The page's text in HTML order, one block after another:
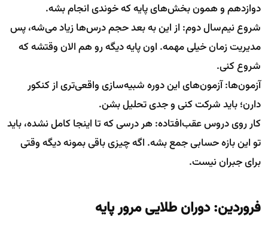
دوازدهم و همون بخش‌های پایه که خوندی انجام بشه.
شروع نیم‌سال دوم: از این به بعد حجم درس‌ها زیاد می‌شه، پس
مدیریت زمان خیلی مهمه. اون پایه دیگه رو هم الان وقتشه که
شروع کنی.
آزمون‌ها: آزمون‌های این دوره شبیه‌سازی واقعی‌تری از کنکور
دارن؛ باید شرکت کنی و جدی تحلیل بشن.
کار روی دروس عقب‌افتاده: هر درسی که تا اینجا کامل نشده، باید
تو این بازه حسابی جمع بشه. اگه چیزی باقی بمونه دیگه وقتی
برای جبران نیست.
فروردین: دوران طلایی مرور پایه